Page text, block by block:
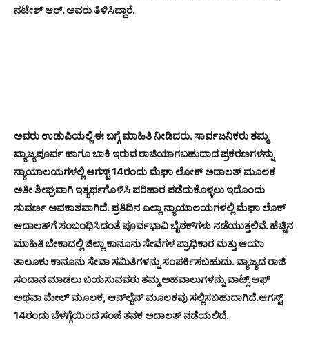
ನಟೇಶ್ ಆರ್. ಅವರು ತಿಳಿಸಿದ್ದಾರೆ.
ಅವರು ಉಡುಪಿಯಲ್ಲಿ ಈ ಬಗ್ಗೆ ಮಾಹಿತಿ ನೀಡಿದರು. ಸಾರ್ವಜನಿಕರು ತಮ್ಮ
ವ್ಯಾಜ್ಯಪೂರ್ವ ಹಾಗೂ ಬಾಕಿ ಇರುವ ರಾಜಿಯಾಗಬಹುದಾದ ಪ್ರಕರಣಗಳನ್ನು
ನ್ಯಾಯಾಲಯಗಳಲ್ಲಿ ಆಗಸ್ಟ್ 14ರಂದು ಮೆಘಾ ಲೋಕ್ ಅದಾಲತ್ ಮೂಲಕ
ಅತೀ ಶೀಘ್ರವಾಗಿ ಇತ್ಯರ್ಥಗೊಳಿಸಿ ಪರಿಹಾರ ಪಡೆದುಕೊಳ್ಳಲು ಇದೊಂದು
ಸುವರ್ಣ ಅವಕಾಶವಾಗಿದೆ. ಪ್ರತಿದಿನ ಎಲ್ಲಾ ನ್ಯಾಯಾಲಯಗಳಲ್ಲಿ ಮೆಘಾ ಲೊಕ್
ಆದಾಲತ್‌ಗೆ ಸಂಬಂಧಿಸಿದಂತೆ ಪೂರ್ವಭಾವಿ ಬೈಠಕ್‌ಗಳು ನಡೆಯುತ್ತಲಿವೆ. ಹೆಚ್ಚಿನ
ಮಾಹಿತಿ ಬೇಕಾದಲ್ಲಿ ಜಿಲ್ಲಾ ಕಾನೂನು ಸೇವೆಗಳ ಪ್ರಾಧಿಕಾರ ಮತ್ತು ಆಯಾ
ತಾಲೂಕು ಕಾನೂನು ಸೇವಾ ಸಮಿತಿಗಳನ್ನು ಸಂಪರ್ಕಿಸಬಹುದು. ವ್ಯಾಜ್ಯದ ರಾಜಿ
ಸಂದಾನ ಮಾಡಲು ಬಯಸುವವರು ತಮ್ಮ ಅಹವಾಲುಗಳನ್ನು ವಾಟ್ಸ್ ಆಫ್
ಅಥವಾ ಮೇಲ್ ಮೂಲಕ, ಆನ್‌ಲೈನ್ ಮೂಲಕವು ಸಲ್ಲಿಸಬಹುದಾಗಿದೆ.ಆಗಸ್ಟ್
14ರಂದು ಬೆಳಗ್ಗೆಯಿಂದ ಸಂಜೆ ತನಕ ಅದಾಲತ್ ನಡೆಯಲಿದೆ.